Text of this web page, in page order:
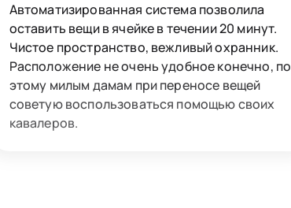
Автоматизированная система позволила
оставить вещи в ячейке в течении 20 минут.
Чистое пространство, вежливый охранник.
Расположение не очень удобное конечно, по
этому милым дамам при переносе вещей
советую воспользоваться помощью своих
кавалеров.